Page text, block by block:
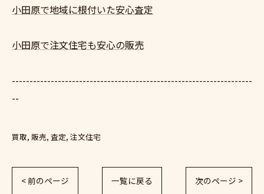
小田原で地域に根付いた安心査定
小田原で注文住宅も安心の販売
--------------------------------------------------------------------
--
買取 販売 査定 注文住宅
< 前のページ 一覧に戻る 次のページ >